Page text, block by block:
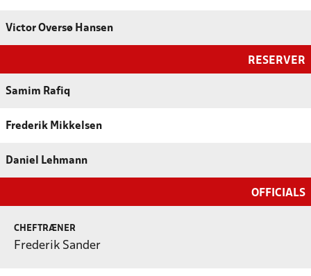
Victor Oversø Hansen
RESERVER
Samim Rafiq
Frederik Mikkelsen
Daniel Lehmann
OFFICIALS
CHEFTRÆNER
Frederik Sander